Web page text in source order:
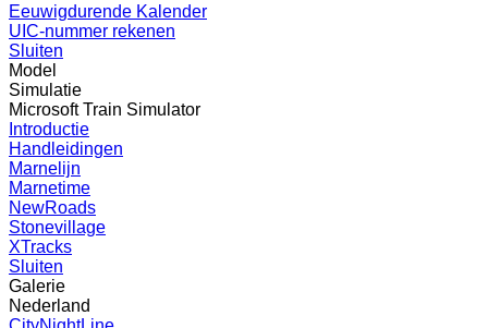
Eeuwigdurende Kalender
UIC-nummer rekenen
Sluiten
Model
Simulatie
Microsoft Train Simulator
Introductie
Handleidingen
Marnelijn
Marnetime
NewRoads
Stonevillage
XTracks
Sluiten
Galerie
Nederland